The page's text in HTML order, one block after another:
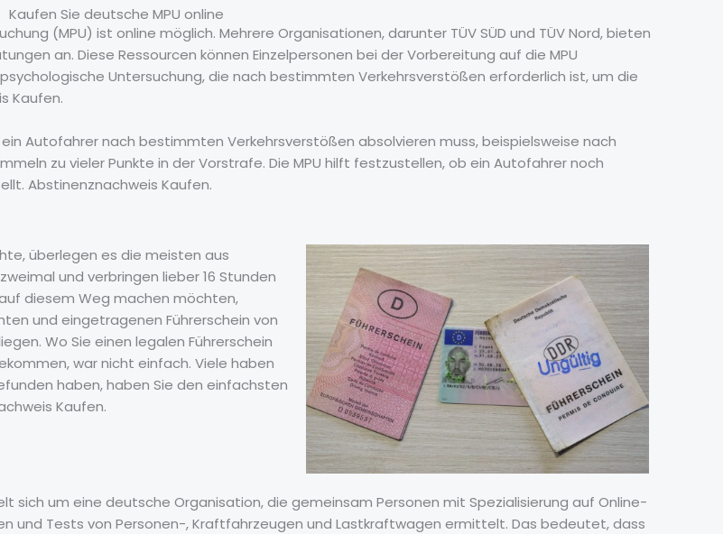
Kaufen Sie deutsche MPU online
(MPU) ist online möglich. Mehrere Organisationen, darunter TÜV SÜD und TÜV Nord, bieten
an. Diese Ressourcen können Einzelpersonen bei der Vorbereitung auf die MPU
Untersuchung, die nach bestimmten Verkehrsverstößen erforderlich ist, um die
Kaufen.
Autofahrer nach bestimmten Verkehrsverstößen absolvieren muss, beispielsweise nach
zu vieler Punkte in der Vorstrafe. Die MPU hilft festzustellen, ob ein Autofahrer noch
Abstinenznachweis Kaufen.
überlegen es die meisten aus
und verbringen lieber 16 Stunden
diesem Weg machen möchten,
und eingetragenen Führerschein von
Wo Sie einen legalen Führerschein
war nicht einfach. Viele haben
haben, haben Sie den einfachsten
Kaufen.
sich um eine deutsche Organisation, die gemeinsam Personen mit Spezialisierung auf Online-
und Tests von Personen-, Kraftfahrzeugen und Lastkraftwagen ermittelt. Das bedeutet, dass